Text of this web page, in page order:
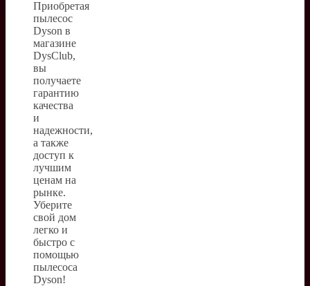
Приобретая
пылесос
Dyson в
магазине
DysClub,
вы
получаете
гарантию
качества
и
надежности,
а также
доступ к
лучшим
ценам на
рынке.
Уберите
свой дом
легко и
быстро с
помощью
пылесоса
Dyson!